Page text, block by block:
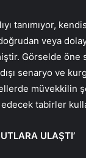
tanımıyor,
veya
Görselde öne
senaryo ve
müvekkilin
tabirler
ULAŞTI’